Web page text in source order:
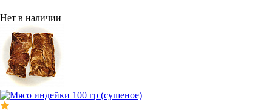
Нет в наличии